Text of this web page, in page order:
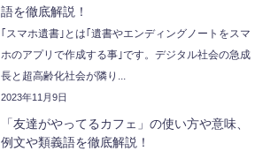
語を徹底解説！
｢スマホ遺書｣とは｢遺書やエンディングノートをスマ
ホのアプリで作成する事｣です。デジタル社会の急成
長と超高齢化社会が隣り...
2023年11月9日
「友達がやってるカフェ」の使い方や意味、
例文や類義語を徹底解説！